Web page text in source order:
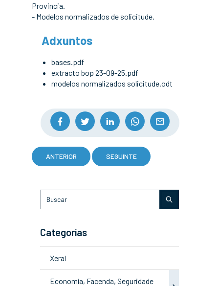
Provincia.
- Modelos normalizados de solicitude.
Adxuntos
bases.pdf
extracto bop 23-09-25.pdf
modelos normalizados solicitude.odt
ANTERIOR SEGUINTE
Categorías
Xeral
Economía, Facenda, Seguridade